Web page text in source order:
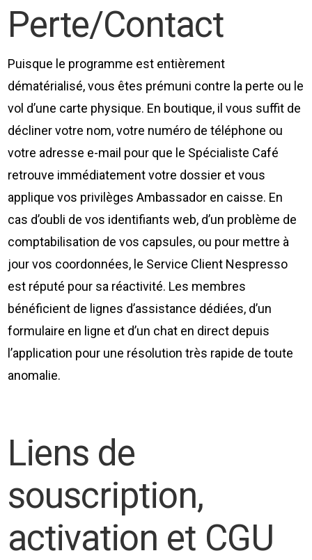
Perte/Contact
Puisque le programme est entièrement
dématérialisé, vous êtes prémuni contre la perte ou le
vol d’une carte physique. En boutique, il vous suffit de
décliner votre nom, votre numéro de téléphone ou
votre adresse e-mail pour que le Spécialiste Café
retrouve immédiatement votre dossier et vous
applique vos privilèges Ambassador en caisse. En
cas d’oubli de vos identifiants web, d’un problème de
comptabilisation de vos capsules, ou pour mettre à
jour vos coordonnées, le Service Client Nespresso
est réputé pour sa réactivité. Les membres
bénéficient de lignes d’assistance dédiées, d’un
formulaire en ligne et d’un chat en direct depuis
l’application pour une résolution très rapide de toute
anomalie.
Liens de
souscription,
activation et CGU